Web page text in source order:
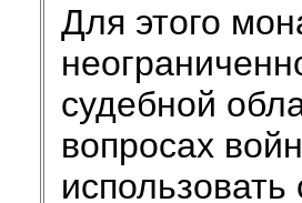
Для этого
судебной
вопросах